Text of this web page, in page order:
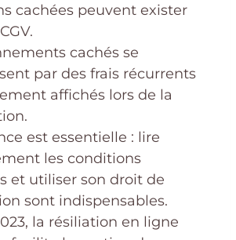
cachées peuvent exister
cachés se
par des frais récurrents
affichés lors de la
est essentielle : lire
les conditions
et utiliser son droit de
sont indispensables.
la résiliation en ligne